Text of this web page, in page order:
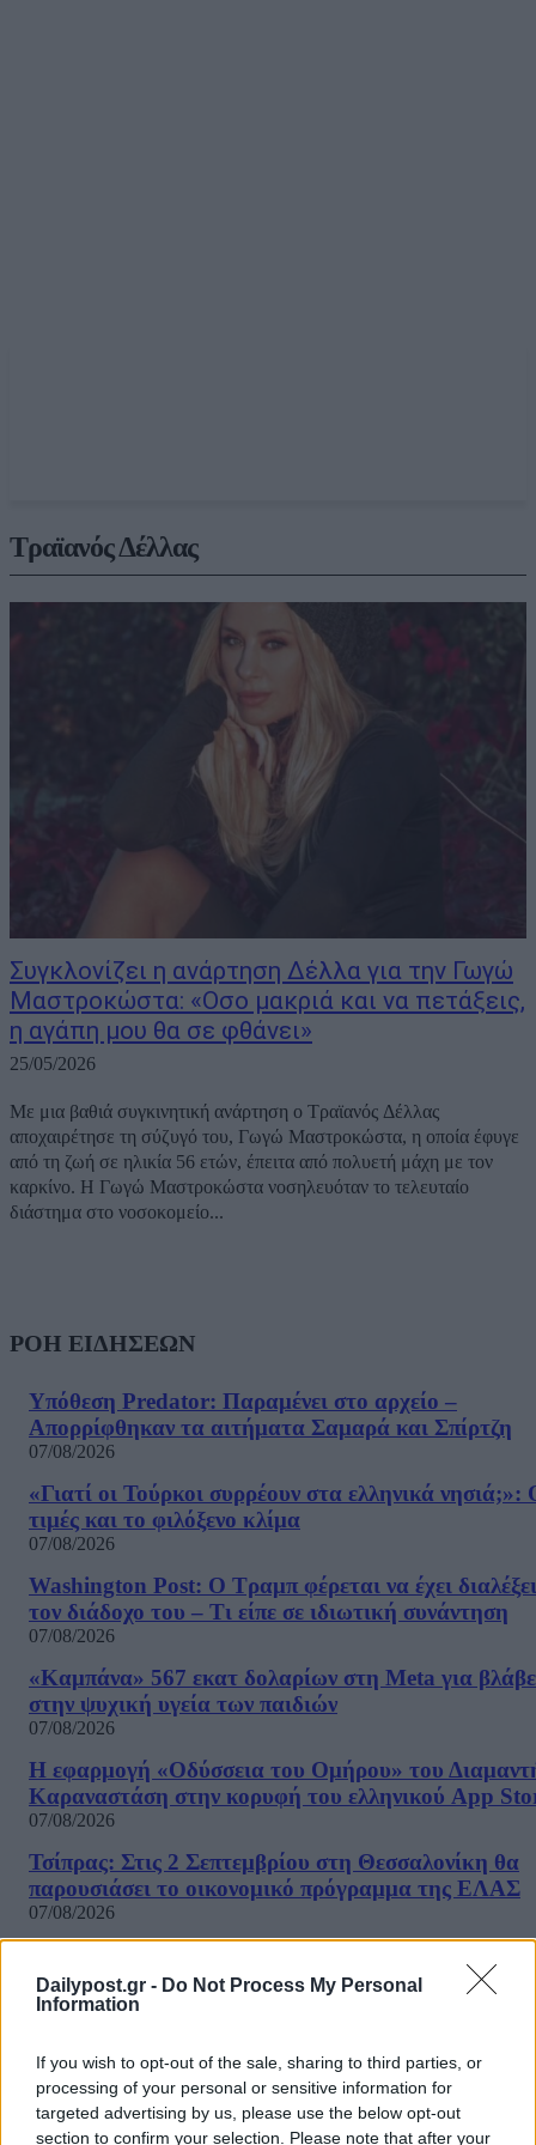
Dailypost.gr - Do Not Process My Personal
Information
If you wish to opt-out of the sale, sharing to third parties, or
processing of your personal or sensitive information for
targeted advertising by us, please use the below opt-out
section to confirm your selection. Please note that after your
Τραϊανός Δέλλας
Συγκλονίζει η ανάρτηση Δέλλα για την Γωγώ
Μαστροκώστα: «Οσο μακριά και να πετάξεις,
η αγάπη μου θα σε φθάνει»
25/05/2026
Με μια βαθιά συγκινητική ανάρτηση ο Τραϊανός Δέλλας
αποχαιρέτησε τη σύζυγό του, Γωγώ Μαστροκώστα, η οποία έφυγε
από τη ζωή σε ηλικία 56 ετών, έπειτα από πολυετή μάχη με τον
καρκίνο. Η Γωγώ Μαστροκώστα νοσηλευόταν το τελευταίο
διάστημα στο νοσοκομείο...
ΡΟΗ ΕΙΔΗΣΕΩΝ
Υπόθεση Predator: Παραμένει στο αρχείο –
Απορρίφθηκαν τα αιτήματα Σαμαρά και Σπίρτζη
07/08/2026
«Γιατί οι Τούρκοι συρρέουν στα ελληνικά νησιά;»:
τιμές και το φιλόξενο κλίμα
07/08/2026
Washington Post: Ο Τραμπ φέρεται να έχει διαλέξει
τον διάδοχο του – Τι είπε σε ιδιωτική συνάντηση
07/08/2026
«Καμπάνα» 567 εκατ δολαρίων στη Meta για
στην ψυχική υγεία των παιδιών
07/08/2026
Η εφαρμογή «Οδύσσεια του Ομήρου» του
Καραναστάση στην κορυφή του ελληνικού App
07/08/2026
Τσίπρας: Στις 2 Σεπτεμβρίου στη Θεσσαλονίκη θα
παρουσιάσει το οικονομικό πρόγραμμα της ΕΛΑΣ
07/08/2026
του Μοτζτάμπα Χαμενεΐ – Η συνάντηση με
07/08/2026
του λογαριασμού της Ρήτρας Διαφυγής στους
07/08/2026
ΔΗΜΟΦΙΛΗ